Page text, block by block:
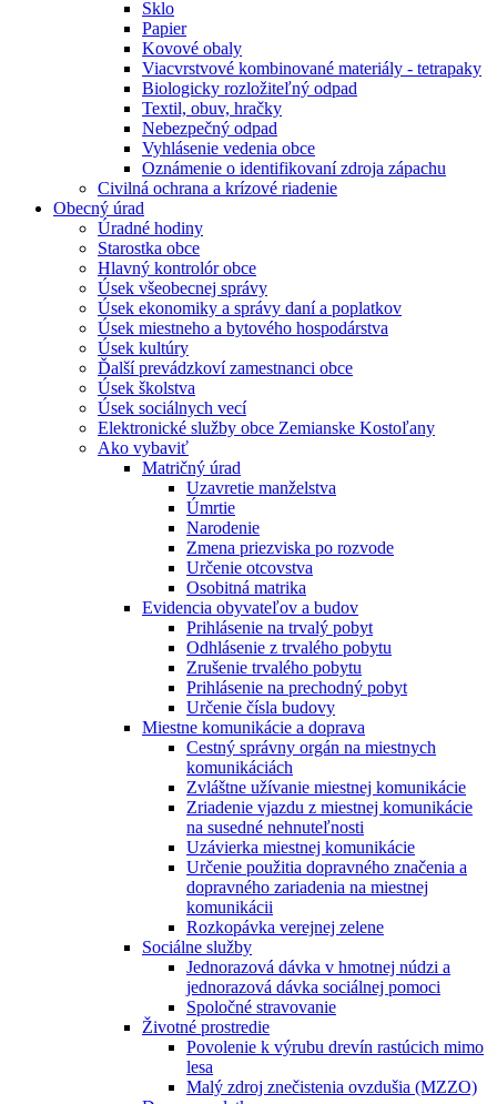
Sklo
Papier
Kovové obaly
Viacvrstvové kombinované materiály - tetrapaky
Biologicky rozložiteľný odpad
Textil, obuv, hračky
Nebezpečný odpad
Vyhlásenie vedenia obce
Oznámenie o identifikovaní zdroja zápachu
Civilná ochrana a krízové riadenie
Obecný úrad
Úradné hodiny
Starostka obce
Hlavný kontrolór obce
Úsek všeobecnej správy
Úsek ekonomiky a správy daní a poplatkov
Úsek miestneho a bytového hospodárstva
Úsek kultúry
Ďalší prevádzkoví zamestnanci obce
Úsek školstva
Úsek sociálnych vecí
Elektronické služby obce Zemianske Kostoľany
Ako vybaviť
Matričný úrad
Uzavretie manželstva
Úmrtie
Narodenie
Zmena priezviska po rozvode
Určenie otcovstva
Osobitná matrika
Evidencia obyvateľov a budov
Prihlásenie na trvalý pobyt
Odhlásenie z trvalého pobytu
Zrušenie trvalého pobytu
Prihlásenie na prechodný pobyt
Určenie čísla budovy
Miestne komunikácie a doprava
Cestný správny orgán na miestnych
komunikáciách
Zvláštne užívanie miestnej komunikácie
Zriadenie vjazdu z miestnej komunikácie
na susedné nehnuteľnosti
Uzávierka miestnej komunikácie
Určenie použitia dopravného značenia a
dopravného zariadenia na miestnej
komunikácii
Rozkopávka verejnej zelene
Sociálne služby
Jednorazová dávka v hmotnej núdzi a
jednorazová dávka sociálnej pomoci
Spoločné stravovanie
Životné prostredie
Povolenie k výrubu drevín rastúcich mimo
lesa
Malý zdroj znečistenia ovzdušia (MZZO)